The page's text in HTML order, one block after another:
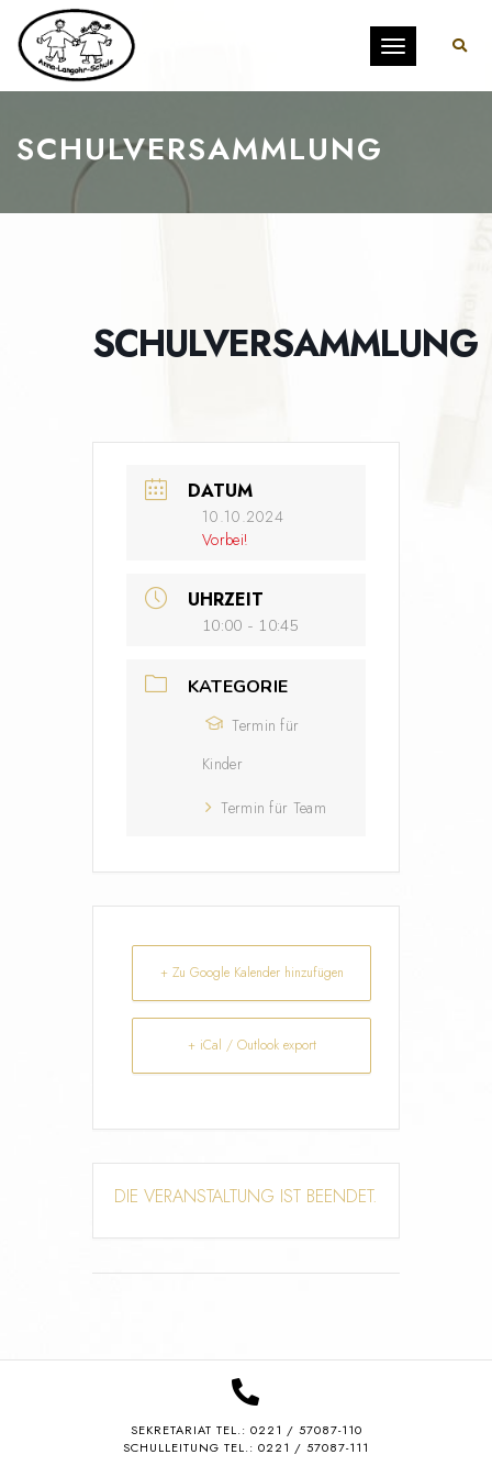
Toggle
SCHULVERSAMMLUNG
SCHULVERSAMMLUNG
DATUM
10.10.2024
Vorbei!
UHRZEIT
10:00 - 10:45
KATEGORIE
Termin für
Kinder
Termin für Team
+ Zu Google Kalender hinzufügen
+ iCal / Outlook export
DIE VERANSTALTUNG IST BEENDET.
SEKRETARIAT TEL.: 0221 / 57087-110
SCHULLEITUNG TEL.: 0221 / 57087-111